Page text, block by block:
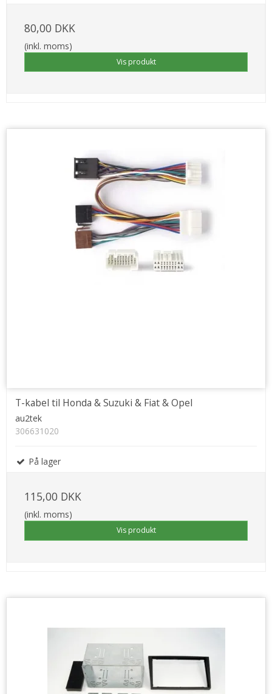
80,00 DKK
(inkl. moms)
Vis produkt
T-kabel til Honda & Suzuki & Fiat & Opel
au2tek
306631020
På lager
115,00 DKK
(inkl. moms)
Vis produkt